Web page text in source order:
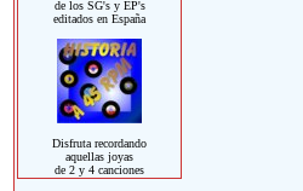
de los SG's y EP's
editados en España
Disfruta recordando
aquellas joyas
de 2 y 4 canciones